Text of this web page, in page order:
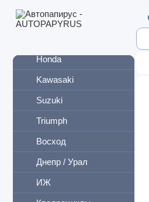
BMW
Honda
Kawasaki
Suzuki
Triumph
Восход
Днепр / Урал
ИЖ